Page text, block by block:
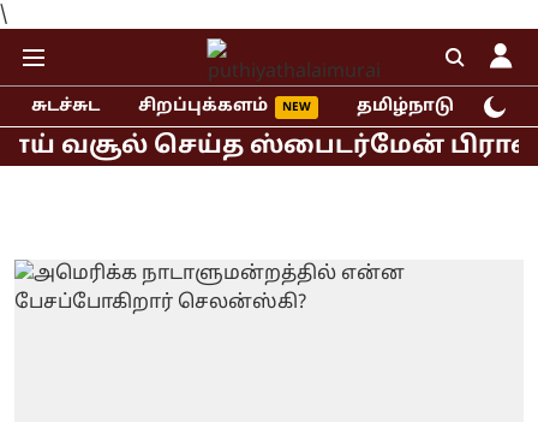
\
சுடச்சுட சிறப்புக்களம் தமிழ்நாடு
வசூல் செய்த ஸ்பைடர்மேன் பிராண்ட்